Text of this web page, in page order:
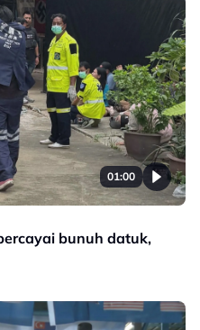
01:00
bunuh datuk,